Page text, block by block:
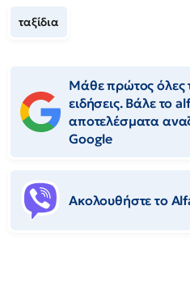
ταξίδια
Μάθε πρώτος όλες
ειδήσεις. Βάλε το
αποτελέσματα
Google
Ακολουθήστε το